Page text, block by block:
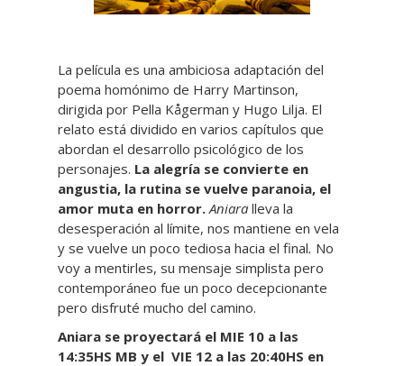
La película es una ambiciosa adaptación del
poema homónimo de Harry Martinson,
dirigida por Pella Kågerman y Hugo Lilja. El
relato está dividido en varios capítulos que
abordan el desarrollo psicológico de los
personajes. La alegría se convierte en
angustia, la rutina se vuelve paranoia, el
amor muta en horror. Aniara lleva la
desesperación al límite, nos mantiene en vela
y se vuelve un poco tediosa hacia el final. No
voy a mentirles, su mensaje simplista pero
contemporáneo fue un poco decepcionante
pero disfruté mucho del camino.
Aniara se proyectará el MIE 10 a las
14:35HS MB y el VIE 12 a las 20:40HS en